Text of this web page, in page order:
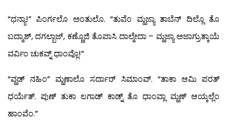
“ಧನ್ಯಾ!” ಪಿಂರ್ಗಲೊ ಅಂತುಲೊ. “ತುವೆಂ ಮ್ಹಜ್ಯಾ ತಾಬೆನ್ ದಿಲ್ಲೊ ತೊ
ಬದ್ಮಾಶ್, ದಗಲ್ಬಾಜ್, ಕಣ್ಣೊಜಿ ತೊಪಾಸಿ ದಾಲ್ಮೇದಾ – ಮ್ಹಜ್ಯಾ ಅಜಾಗ್ರುತ್ಕಾಯೆ
ವರ್ವಿಂ ಚುಕವ್ನ್ ಧಾಂವ್ಲೊ!”
“ವ್ಹಡ್ ನಹಿಂ” ಮ್ಹಣಾಲೊ ಸರ್ದಾರ್ ಸಿಮಾಂವ್. “ತಾಕಾ ಆಮಿ ಪರತ್
ಧರ್ಯೆತ್. ಪುಣ್ ತುಕಾ ಲಗಾಡ್ ಕಾಡ್ನ್ ತೊ ಧಾಂವ್ಲಾ ಮ್ಹಣ್ ಆಯ್ಕಲ್ಲೆಂ
ಹಾಂವೆಂ.”